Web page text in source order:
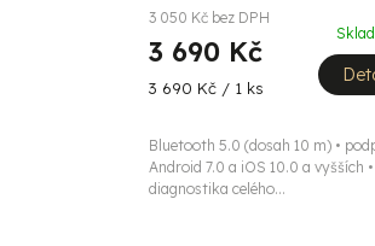
3 050 Kč bez DPH
3 690 Kč
Měrná
3 690 Kč / 1 ks
Bluetooth 5.0 (dosah 10 m) •
Android 7.0 a iOS 10.0 a vyšších •
diagnostika celého...